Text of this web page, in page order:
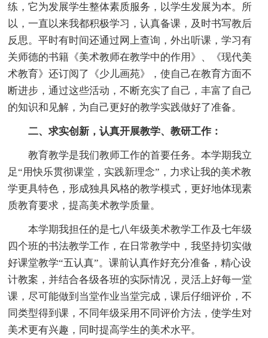
练，它为发展学生整体素质服务，以学生发展为本。所
以，一直以来我都积极学习，认真备课，及时书写教后
反思。平时有时间还通过网上查询，外出听课，学习有
关师德的书籍《美术教师在教学中的作用》、《现代美
术教育》还订阅了《少儿画苑》，使自己在教育方面不
断进步，通过这些活动，不断充实了自己，丰富了自己
的知识和见解，为自己更好的教学实践做好了准备。
二、求实创新，认真开展教学、教研工作：
教育教学是我们教师工作的首要任务。本学期我立
足“用快乐贯彻课堂，实践新理念”，力求让我的美术教
学更具特色，形成独具风格的教学模式，更好地体现素
质教育要求，提高美术教学质量。
本学期我担任的是七八年级美术教学工作及七年级
四个班的书法教学工作，在日常教学中，我坚持切实做
好课堂教学“五认真”。课前认真作好充分准备，精心设
计教案，并结合各级各班的实际情况，灵活上好每一堂
课，尽可能做到当堂作业当堂完成，课后仔细评价，不
同类型得到课，不同年级采用不同评价方法，使学生对
美术更有兴趣，同时提高学生的美术水平。